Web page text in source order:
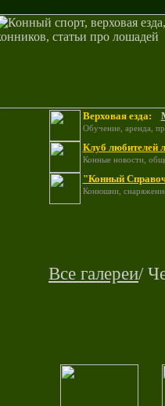
Верховая езда:
Обучение, аренда,
Клуб любителей
Конные новости,
"Конный
Конюшни,
Все галереи/